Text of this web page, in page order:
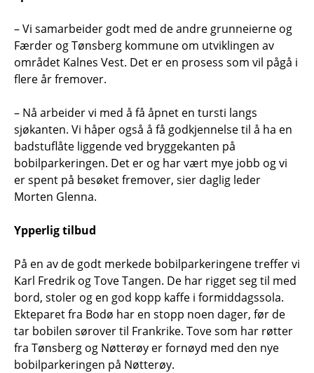
– Vi samarbeider godt med de andre grunneierne og
Færder og Tønsberg kommune om utviklingen av
området Kalnes Vest. Det er en prosess som vil pågå i
flere år fremover.
– Nå arbeider vi med å få åpnet en tursti langs
sjøkanten. Vi håper også å få godkjennelse til å ha en
badstuflåte liggende ved bryggekanten på
bobilparkeringen. Det er og har vært mye jobb og vi
er spent på besøket fremover, sier daglig leder
Morten Glenna.
Ypperlig tilbud
På en av de godt merkede bobilparkeringene treffer vi
Karl Fredrik og Tove Tangen. De har rigget seg til med
bord, stoler og en god kopp kaffe i formiddagssola.
Ekteparet fra Bodø har en stopp noen dager, før de
tar bobilen sørover til Frankrike. Tove som har røtter
fra Tønsberg og Nøtterøy er fornøyd med den nye
bobilparkeringen på Nøtterøy.